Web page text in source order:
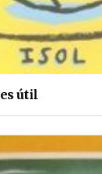
útil